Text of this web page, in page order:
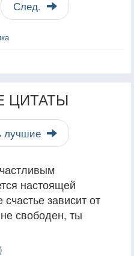
След.
ЦИТАТЫ
лучшие
настоящей
зависит от
свободен, ты